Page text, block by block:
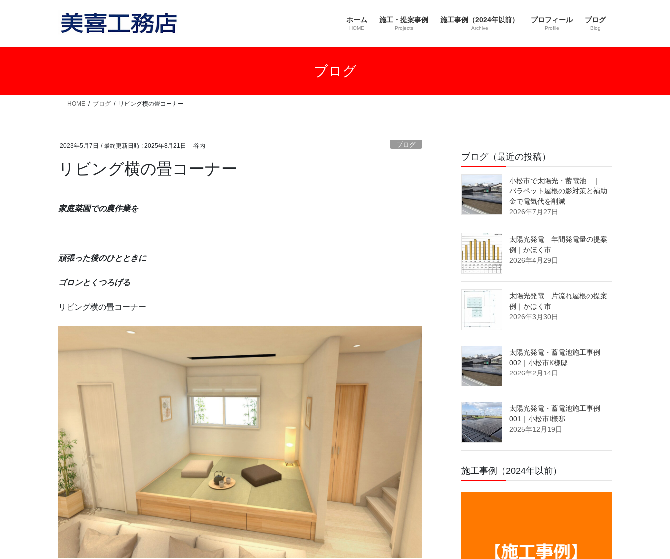
ホーム
HOME
施工・提案事例
Projects
施工事例（2024年以前）
Archive
プロフィール
Profile
ブログ
Blog
ブログ
HOME ブログ リビング横の畳コーナー
2023年5月7日 / 最終更新日時 : 2025年8月21日 谷内 ブログ
リビング横の畳コーナー
家庭菜園での農作業を
頑張った後のひとときに
ゴロンとくつろげる
リビング横の畳コーナー
ブログ（最近の投稿）
小松市で太陽光・蓄電池 ｜
パラペット屋根の影対策と補助
金で電気代を削減
2026年7月27日
太陽光発電 年間発電量の提案
例｜かほく市
2026年4月29日
太陽光発電 片流れ屋根の提案
例｜かほく市
2026年3月30日
太陽光発電・蓄電池施工事例
002｜小松市K様邸
2026年2月14日
太陽光発電・蓄電池施工事例
001｜小松市I様邸
2025年12月19日
施工事例（2024年以前）